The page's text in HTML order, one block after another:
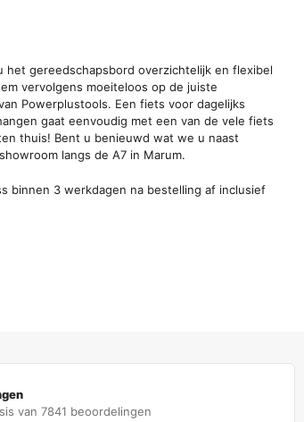
het gereedschapsbord overzichtelijk en flexibel
vervolgens moeiteloos op de juiste
Powerplustools. Een fiets voor dagelijks
gaat eenvoudig met een van de vele fiets
thuis! Bent u benieuwd wat we u naast
langs de A7 in Marum.
binnen 3 werkdagen na bestelling af inclusief
van 7841 beoordelingen